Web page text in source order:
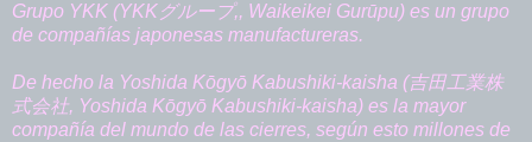
Grupo YKK (YKKグループ,, Waikeikei Gurūpu) es un grupo
de compañías japonesas manufactureras.
De hecho la Yoshida Kōgyō Kabushiki-kaisha (吉田工業株
式会社, Yoshida Kōgyō Kabushiki-kaisha) es la mayor
compañía del mundo de las cierres, según esto millones de